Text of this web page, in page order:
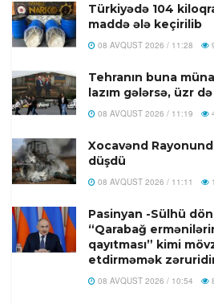
Türkiyədə 104
maddə ələ keçirilib
08 AVQUST 2026 / 11:28
Tehranın buna
lazım gələrsə, üzr
08 AVQUST 2026 / 11:19
Xocavənd
düşdü
08 AVQUST 2026 / 11:11
Pasinyan -Sülhü
“Qarabağ
qayıtması” kimi
etdirməmək
08 AVQUST 2026 / 10:54